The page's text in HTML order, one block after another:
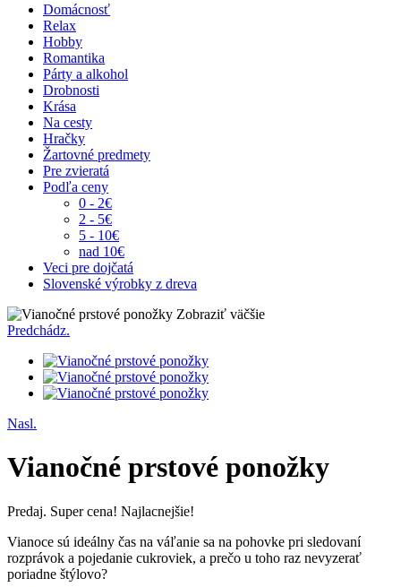
Domácnosť
Relax
Hobby
Romantika
Párty a alkohol
Drobnosti
Krása
Na cesty
Hračky
Žartovné predmety
Pre zvieratá
Podľa ceny
0 - 2€
2 - 5€
5 - 10€
nad 10€
Veci pre dojčatá
Slovenské výrobky z dreva
Zobraziť väčšie
Predchádz.
Nasl.
Vianočné prstové ponožky
Predaj. Super cena! Najlacnejšie!
Vianoce sú ideálny čas na váľanie sa na pohovke pri sledovaní
rozprávok a pojedanie cukroviek, a prečo u toho raz nevyzerať
poriadne štýlovo?